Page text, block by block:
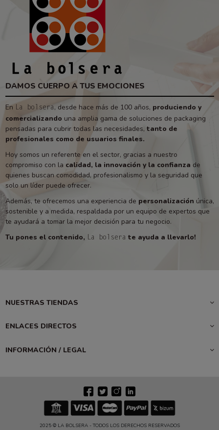
DAMOS CUERPO A TUS EMOCIONES
En La bolsera, desde hace más de 100 años, produciendo y
comercializando una amplia gama de soluciones de packaging
pensadas para cubrir todas las necesidades, tanto de
profesionales como de usuarios finales.
Hoy somos un referente en el sector, gracias a nuestro
compromiso con la calidad, la innovación y la confianza de
quienes buscan comodidad, profesionalismo y la seguridad que
solo un líder puede ofrecer.
Además, te ofrecemos una experiencia de personalización única,
sostenible y a medida, respaldada por un equipo de expertos que
te ayudará a tomar la mejor decisión para tu negocio.
Tu pones el contenido, La bolsera te ayuda a llevarlo!
NUESTRAS TIENDAS
ENLACES DIRECTOS
INFORMACIÓN / LEGAL
2025 © LA BOLSERA - TODOS LOS DERECHOS RESERVADOS